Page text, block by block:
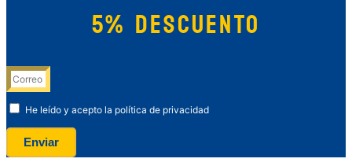
5% DESCUENTO
He leído y acepto la política de privacidad
Enviar